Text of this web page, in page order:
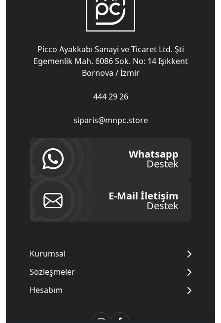
Picco Ayakkabı Sanayi ve Ticaret Ltd. Şti
Egemenlik Mah. 6086 Sok. No: 14 Işıkkent
Bornova / İzmir
444 29 26
siparis@mnpc.store
Whatsapp
Destek
E-Mail İletişim
Destek
Kurumsal
Sözleşmeler
Hesabım